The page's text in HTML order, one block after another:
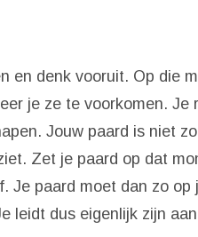
denk vooruit. Op die
je ze te voorkomen. Je
Jouw paard is niet
Zet je paard op dat
Je paard moet dan zo
leidt dus eigenlijk zijn